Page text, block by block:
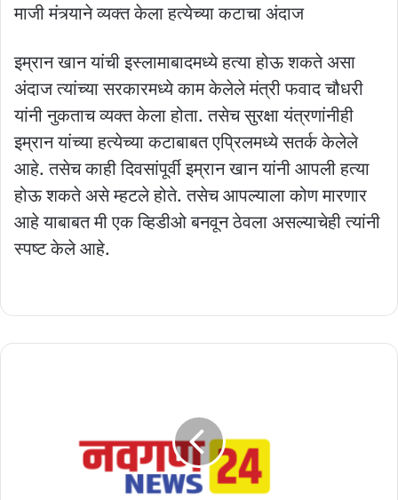
माजी मंत्र्याने व्यक्त केला हत्येच्या कटाचा अंदाज
इम्रान खान यांची इस्लामाबादमध्ये हत्या होऊ शकते असा
अंदाज त्यांच्या सरकारमध्ये काम केलेले मंत्री फवाद चौधरी
यांनी नुकताच व्यक्त केला होता. तसेच सुरक्षा यंत्रणांनीही
इम्रान यांच्या हत्येच्या कटाबाबत एप्रिलमध्ये सतर्क केलेले
आहे. तसेच काही दिवसांपूर्वी इम्रान खान यांनी आपली हत्या
होऊ शकते असे म्हटले होते. तसेच आपल्याला कोण मारणार
आहे याबाबत मी एक व्हिडीओ बनवून ठेवला असल्याचेही त्यांनी
स्पष्ट केले आहे.